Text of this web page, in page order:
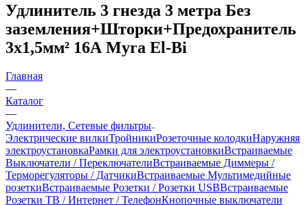
Удлинитель 3 гнезда 3 метра Без
заземления+Шторки+Предохранитель
3х1,5мм² 16А Myra El-Bi
Главная
—
Каталог
—
Удлинители, Сетевые фильтры
Электрические вилкиТройникиРозеточные колодкиНаружняя
электроустановкаРамки для электроустановкиВстраиваемые
Выключатели / ПереключателиВстраиваемые Диммеры /
Терморегуляторы / ДатчикиВстраиваемые Мультимедийные
розеткиВстраиваемые Розетки / Розетки USBВстраиваемые
Розетки ТВ / Интернет / ТелефонКнопочные выключатели